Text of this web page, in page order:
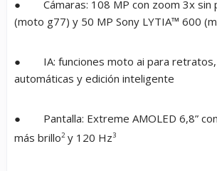
● Cámaras: 108 MP con zoom 3x sin
(moto g77) y 50 MP Sony LYTIA™ 600
● IA: funciones moto ai para retratos,
automáticas y edición inteligente
● Pantalla: Extreme AMOLED 6,8”
más brillo2y 120 Hz3